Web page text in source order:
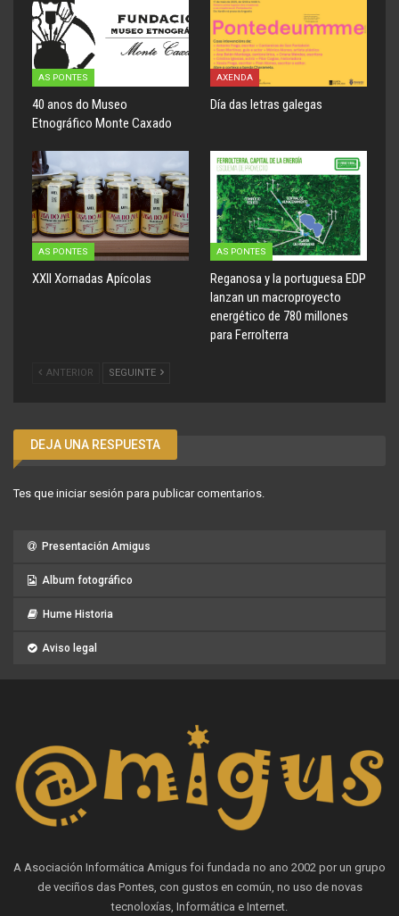
AS PONTES
40 anos do Museo
Etnográfico Monte Caxado
AXENDA
Día das letras galegas
AS PONTES
XXII Xornadas Apícolas
AS PONTES
Reganosa y la portuguesa EDP
lanzan un macroproyecto
energético de 780 millones
para Ferrolterra
ANTERIOR SEGUINTE
DEJA UNA RESPUESTA
Tes que iniciar sesión para publicar comentarios.
Presentación Amigus
Album fotográfico
Hume Historia
Aviso legal
A Asociación Informática Amigus foi fundada no ano 2002 por un grupo
de veciños das Pontes, con gustos en común, no uso de novas
tecnoloxías, Informática e Internet.